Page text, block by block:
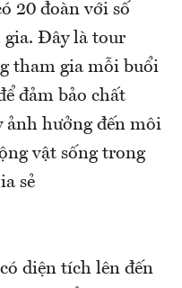
20 đoàn với số
gia. Đây là tour
tham gia mỗi buổi
đảm bảo chất
ảnh hưởng đến môi
vật sống trong
sẻ
diện tích lên đến